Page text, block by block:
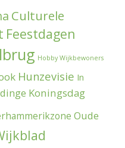
Culturele
Feestdagen
Hobby Wijkbewoners
Hunzevisie In
Koningsdag
Oude